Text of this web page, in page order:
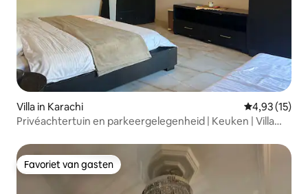
Villa in Karachi Gemiddelde
4,93 (15)
Privéachtertuin en parkeergelegenheid | Keuken | Villa
Favoriet van gasten
Favoriet van gasten